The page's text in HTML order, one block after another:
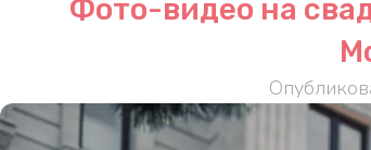
Фото-видео на